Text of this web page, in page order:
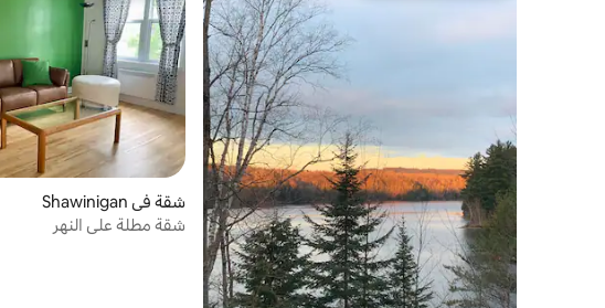
شقة في Shawinigan
شقة مطلة على النهر